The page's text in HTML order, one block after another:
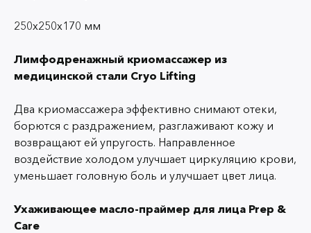
250х250х170 мм
Лимфодренажный криомассажер из
медицинской стали Cryo Lifting
Два криомассажера эффективно снимают отеки,
борются с раздражением, разглаживают кожу и
возвращают ей упругость. Направленное
воздействие холодом улучшает циркуляцию крови,
уменьшает головную боль и улучшает цвет лица.
Ухаживающее масло-праймер для лица Prep &
Care